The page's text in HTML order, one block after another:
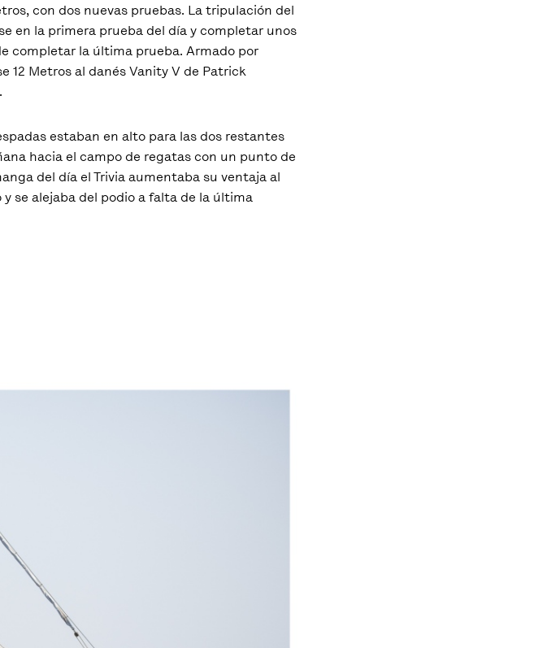
con dos nuevas pruebas. La tripulación del
en la primera prueba del día y completar unos
completar la última prueba. Armado por
12 Metros al danés Vanity V de Patrick
estaban en alto para las dos restantes
hacia el campo de regatas con un punto de
del día el Trivia aumentaba su ventaja al
se alejaba del podio a falta de la última